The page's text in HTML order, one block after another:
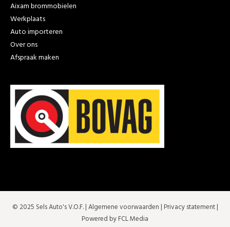
Aixam brommobielen
Werkplaats
Auto importeren
Over ons
Afspraak maken
© 2025 Sels Auto's V.O.F. |Algemene voorwaarden | Privacy statement|
Powered by FCL Media